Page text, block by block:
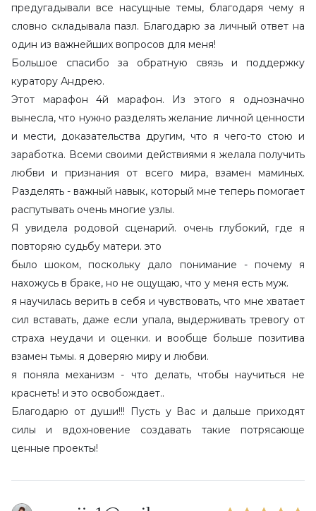
предугадывали все насущные темы, благодаря чему я
словно складывала пазл. Благодарю за личный ответ на
один из важнейших вопросов для меня!
Большое спасибо за обратную связь и поддержку
куратору Андрею.
Этот марафон 4й марафон. Из этого я однозначно
вынесла, что нужно разделять желание личной ценности
и мести, доказательства другим, что я чего-то стою и
заработка. Всеми своими действиями я желала получить
любви и признания от всего мира, взамен маминых.
Разделять - важный навык, который мне теперь помогает
распутывать очень многие узлы.
Я увидела родовой сценарий. очень глубокий, где я
повторяю судьбу матери. это
было шоком, поскольку дало понимание - почему я
нахожусь в браке, но не ощущаю, что у меня есть муж.
я научилась верить в себя и чувствовать, что мне хватает
сил вставать, даже если упала, выдерживать тревогу от
страха неудачи и оценки. и вообще больше позитива
взамен тьмы. я доверяю миру и любви.
я поняла механизм - что делать, чтобы научиться не
краснеть! и это освобождает..
Благодарю от души!!! Пусть у Вас и дальше приходят
силы и вдохновение создавать такие потрясающе
ценные проекты!